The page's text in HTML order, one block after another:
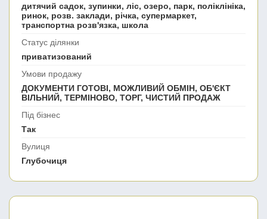
дитячий садок, зупинки, ліс, озеро, парк, поліклініка,
ринок, розв. заклади, річка, супермаркет,
транспортна розв'язка, школа
Статус ділянки
приватизований
Умови продажу
ДОКУМЕНТИ ГОТОВІ, МОЖЛИВИЙ ОБМІН, ОБ'ЄКТ
ВІЛЬНИЙ, ТЕРМІНОВО, ТОРГ, ЧИСТИЙ ПРОДАЖ
Під бізнес
Так
Вулиця
Глубочиця